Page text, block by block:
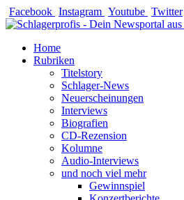
Zum
Inhalt
Facebook Instagram Youtube Twitter
Home
Rubriken
Titelstory
Schlager-News
Neuerscheinungen
Interviews
Biografien
CD-Rezension
Kolumne
Audio-Interviews
und noch viel mehr
Gewinnspiel